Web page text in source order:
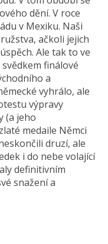
dění. V roce
v Mexiku. Naši
ačkoli jejich
Ale tak to ve
finálové
a
vyhrálo, ale
výpravy
(a jeho
medaile Němci
druzí, ale
i do nebe volající
definitivním
snažení a